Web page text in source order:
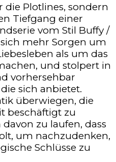
Plotlines, sondern
Tiefgang einer
vom Stil Buffy /
mehr Sorgen um
als um das
und stolpert in
vorhersehbar
sich anbietet.
überwiegen, die
beschäftigt zu
zu laufen, dass
um nachzudenken,
Schlüsse zu